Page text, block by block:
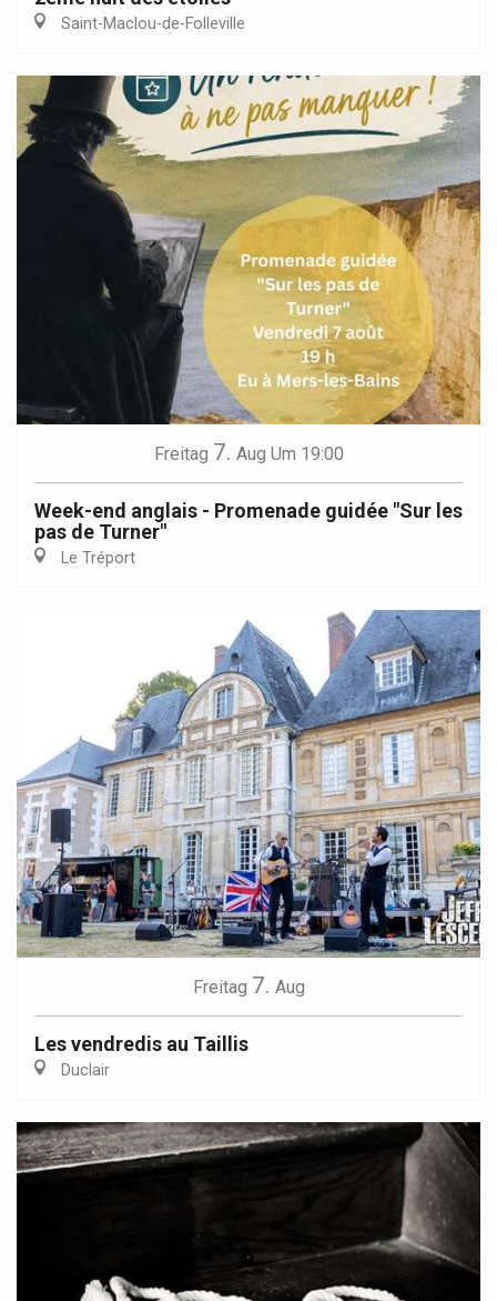
Saint-Maclou-de-Folleville
Freitag 7. Aug Um 19:00
Week-end anglais - Promenade guidée "Sur les
pas de Turner"
Le Tréport
Freitag 7. Aug
Les vendredis au Taillis
Duclair